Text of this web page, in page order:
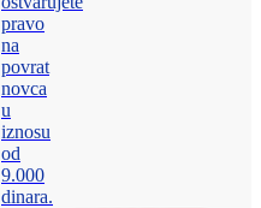
pravo
na
povrat
novca
u
iznosu
od
9.000
dinara.